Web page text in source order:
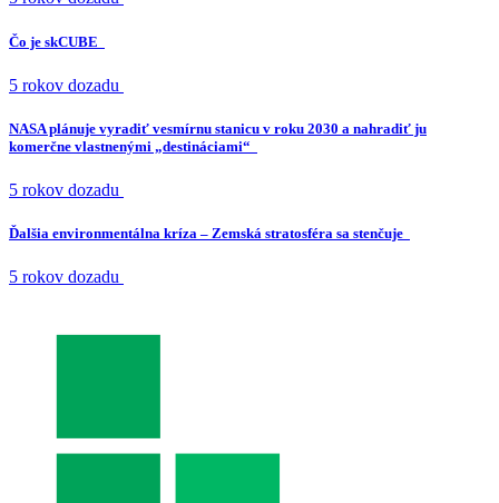
Čo je skCUBE
5 rokov dozadu
NASA plánuje vyradiť vesmírnu stanicu v roku 2030 a nahradiť ju
komerčne vlastnenými „destináciami“
5 rokov dozadu
Ďalšia environmentálna kríza – Zemská stratosféra sa stenčuje
5 rokov dozadu